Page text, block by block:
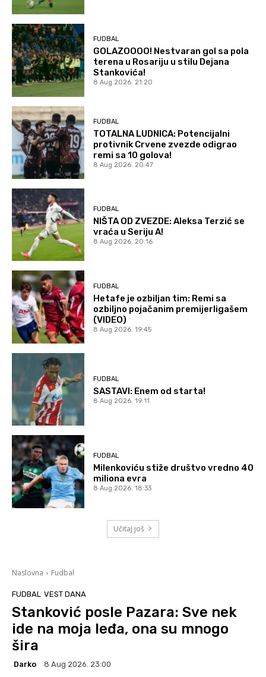
FUDBAL
GOLAZOOOO! Nestvaran gol sa pola
terena u Rosariju u stilu Dejana
Stankovića!
8 Aug 2026. 21:20
FUDBAL
TOTALNA LUDNICA: Potencijalni
protivnik Crvene zvezde odigrao
remi sa 10 golova!
8 Aug 2026. 20:47
FUDBAL
NIŠTA OD ZVEZDE: Aleksa Terzić se
vraća u Seriju A!
8 Aug 2026. 20:16
FUDBAL
Hetafe je ozbiljan tim: Remi sa
ozbiljno pojačanim premijerligašem
(VIDEO)
8 Aug 2026. 19:45
FUDBAL
SASTAVI: Enem od starta!
8 Aug 2026. 19:11
FUDBAL
Milenkoviću stiže društvo vredno 40
miliona evra
8 Aug 2026. 18:33
Učitaj još